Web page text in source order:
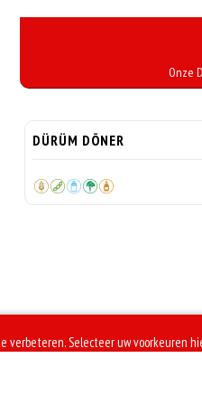
Onze
DÜRÜM DÖNER
verbeteren. Selecteer uw voorkeuren